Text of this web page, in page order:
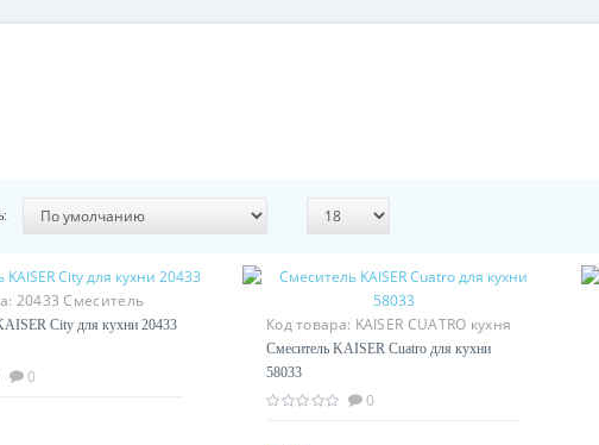
20433 Смеситель
для кухниCity для кухни 20433
0
Код товара: KAISER СUATRO кухня
58033
Смеситель KAISER Cuatro для кухни
58033
0